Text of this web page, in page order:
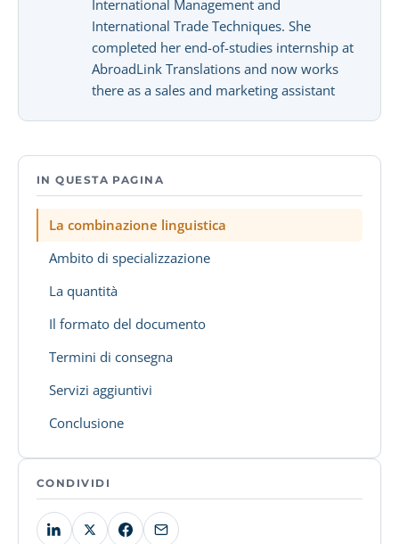
International Management and
International Trade Techniques. She
completed her end-of-studies internship at
AbroadLink Translations and now works
there as a sales and marketing assistant
IN QUESTA PAGINA
La combinazione linguistica
Ambito di specializzazione
La quantità
Il formato del documento
Termini di consegna
Servizi aggiuntivi
Conclusione
CONDIVIDI